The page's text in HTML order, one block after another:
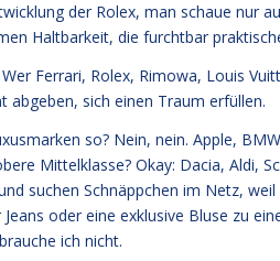
der Rolex, man schaue nur
Haltbarkeit, die furchtbar
Ferrari, Rolex, Rimowa, Louis
abgeben, sich einen Traum erfüllen.
so? Nein, nein. Apple,
Mittelklasse? Okay: Dacia, Aldi,
suchen Schnäppchen im Netz,
oder eine exklusive Bluse zu
ich nicht.